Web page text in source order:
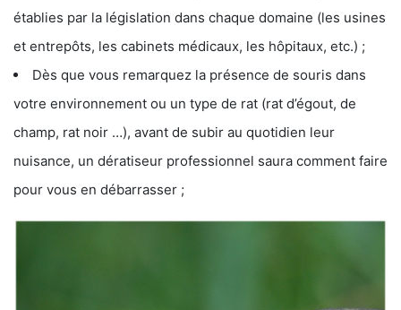
établies par la législation dans chaque domaine (les usines
et entrepôts, les cabinets médicaux, les hôpitaux, etc.) ;
Dès que vous remarquez la présence de souris dans
votre environnement ou un type de rat (rat d’égout, de
champ, rat noir …), avant de subir au quotidien leur
nuisance, un dératiseur professionnel saura comment faire
pour vous en débarrasser ;